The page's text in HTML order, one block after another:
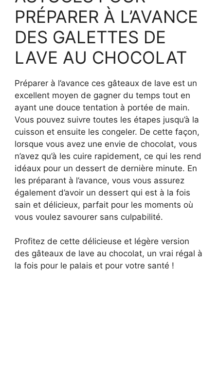
PRÉPARER À L’AVANCE
DES GALETTES DE
LAVE AU CHOCOLAT
Préparer à l’avance ces gâteaux de lave est un
excellent moyen de gagner du temps tout en
ayant une douce tentation à portée de main.
Vous pouvez suivre toutes les étapes jusqu’à la
cuisson et ensuite les congeler. De cette façon,
lorsque vous avez une envie de chocolat, vous
n’avez qu’à les cuire rapidement, ce qui les rend
idéaux pour un dessert de dernière minute. En
les préparant à l’avance, vous vous assurez
également d’avoir un dessert qui est à la fois
sain et délicieux, parfait pour les moments où
vous voulez savourer sans culpabilité.
Profitez de cette délicieuse et légère version
des gâteaux de lave au chocolat, un vrai régal à
la fois pour le palais et pour votre santé !